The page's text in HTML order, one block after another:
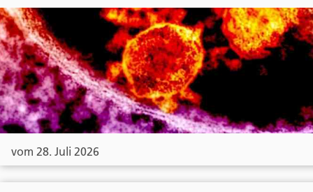
vom 28. Juli 2026